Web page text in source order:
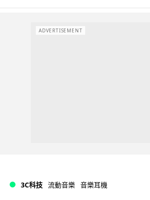
ADVERTISEMENT
3C科技 流動音樂 音樂耳機